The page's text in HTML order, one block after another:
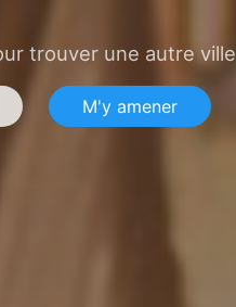
trouver une autre ville
M'y amener